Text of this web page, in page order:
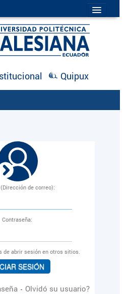
DIRECTORIO AGENDA NOTICIAS
Quipux
de correo):
Contraseña:
de abrir sesión en otros sitios.
- Olvidó su usuario?